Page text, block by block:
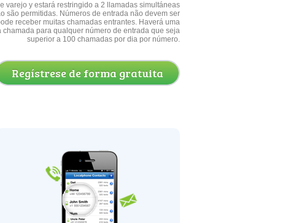
varejo y estará restringido a 2 llamadas simultáneas
são permitidas. Números de entrada não devem ser
receber muitas chamadas entrantes. Haverá uma
para qualquer número de entrada que seja
superior a 100 chamadas por dia por número.
Regístrese de forma gratuita